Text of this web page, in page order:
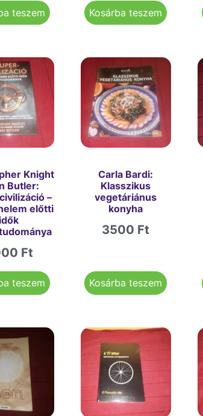
teszem Kosárba teszem
Knight
Butler:
–
előtti
idők
Ft
teszem
Carla Bardi:
Klasszikus
vegetáriánus
konyha
3500 Ft
Kosárba teszem